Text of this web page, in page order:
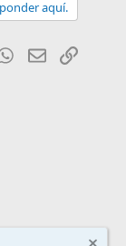
aquí.
WhatsApp
EmailEnlace